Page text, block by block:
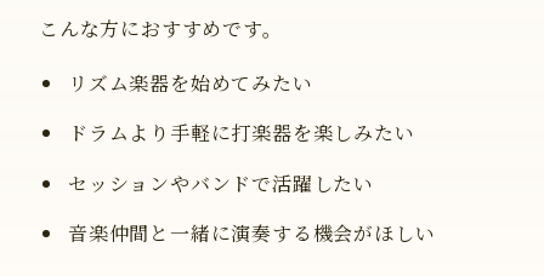
こんな方におすすめです。
リズム楽器を始めてみたい
ドラムより手軽に打楽器を楽しみたい
セッションやバンドで活躍したい
音楽仲間と一緒に演奏する機会がほしい